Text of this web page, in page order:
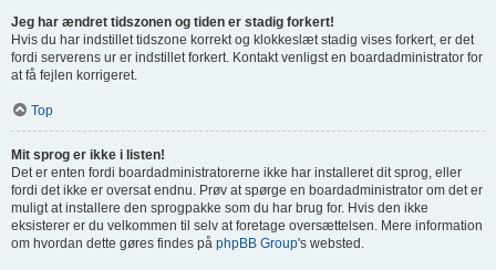
Jeg har ændret tidszonen og tiden er stadig forkert!
Hvis du har indstillet tidszone korrekt og klokkeslæt stadig vises forkert, er det
fordi serverens ur er indstillet forkert. Kontakt venligst en boardadministrator for
at få fejlen korrigeret.
Top
Mit sprog er ikke i listen!
Det er enten fordi boardadministratorerne ikke har installeret dit sprog, eller
fordi det ikke er oversat endnu. Prøv at spørge en boardadministrator om det er
muligt at installere den sprogpakke som du har brug for. Hvis den ikke
eksisterer er du velkommen til selv at foretage oversættelsen. Mere information
om hvordan dette gøres findes på phpBB Group's websted.